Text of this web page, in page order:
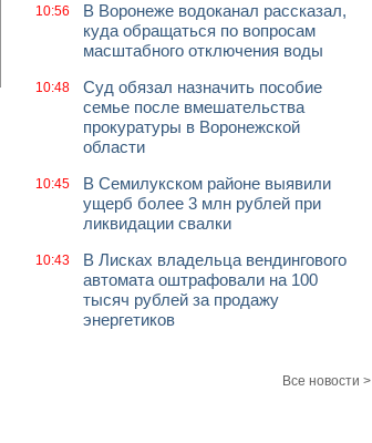
10:56
В Воронеже водоканал рассказал,
куда обращаться по вопросам
масштабного отключения воды
10:48
Суд обязал назначить пособие
семье после вмешательства
прокуратуры в Воронежской
области
10:45
В Семилукском районе выявили
ущерб более 3 млн рублей при
ликвидации свалки
10:43
В Лисках владельца вендингового
автомата оштрафовали на 100
тысяч рублей за продажу
энергетиков
Все новости >